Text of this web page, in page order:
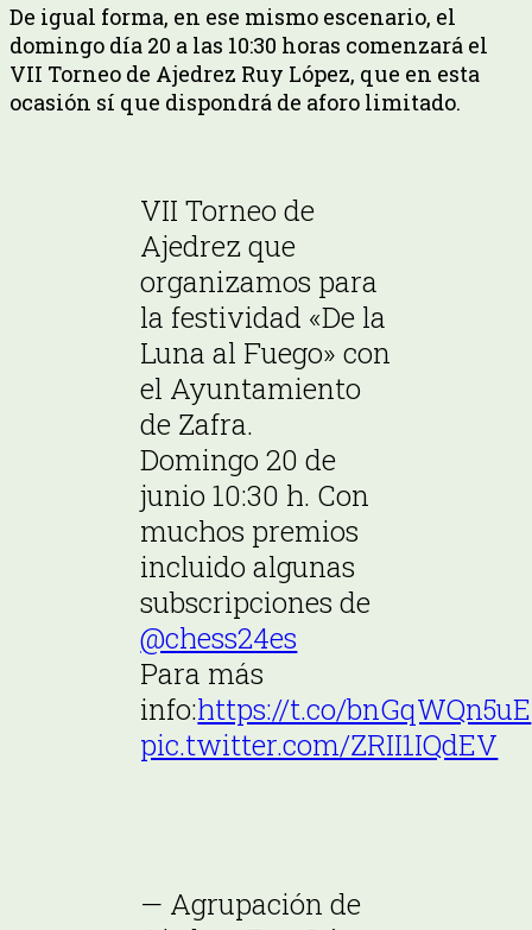
De igual forma, en ese mismo escenario, el
domingo día 20 a las 10:30 horas comenzará el
VII Torneo de Ajedrez Ruy López, que en esta
ocasión sí que dispondrá de aforo limitado.
VII Torneo de
Ajedrez que
organizamos para
la festividad «De la
Luna al Fuego» con
el Ayuntamiento
de Zafra.
Domingo 20 de
junio 10:30 h. Con
muchos premios
incluido algunas
subscripciones de
@chess24es
Para más
info:https://t.co/bnGqWQn5uE
pic.twitter.com/ZRII1IQdEV
— Agrupación de